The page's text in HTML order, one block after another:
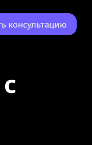
консультацию